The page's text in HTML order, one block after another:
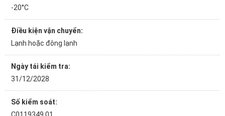
-20°C
Điều kiện vận chuyển:
Lạnh hoặc đông lạnh
Ngày tái kiểm tra:
31/12/2028
Số kiểm soát: